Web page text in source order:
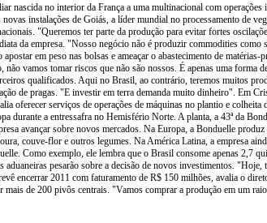
nascida no interior da França a uma multinacional com
instalações de Goiás, a líder mundial no processamento de
"Queremos ter parte da produção para evitar fortes
da empresa. "Nosso negócio não é produzir commodities
em peso nas bolsas e ameaçar o abastecimento de
vamos tomar riscos que não são nossos. É apenas uma
qualificados. Aqui no Brasil, ao contrário, teremos muitos
de pragas. "E investir em terra demanda muito dinheiro". Em
oferecer serviços de operações de máquinas no plantio e
durante a entressafra no Hemisfério Norte. A planta, a 43ª da
avançar sobre novos mercados. Na Europa, a Bonduelle
couve-flor e outros legumes. Na América Latina, a empresa
Como exemplo, ele lembra que o Brasil consome apenas 2,7
pesarão sobre a decisão de novos investimentos.
encerrar 2011 com faturamento de R$ 150 milhões, avalia o
de 200 pivôs centrais. "Vamos comprar a produção em um